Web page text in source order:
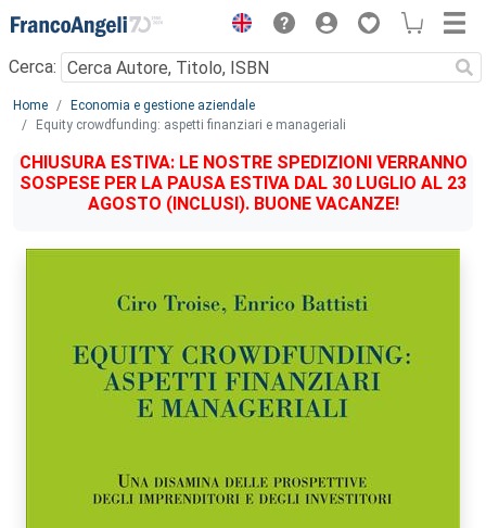
Menu
Cerca:
Main content
Home
Economia e gestione aziendale
Equity crowdfunding: aspetti finanziari e manageriali
CHIUSURA ESTIVA: LE NOSTRE SPEDIZIONI VERRANNO
SOSPESE PER LA PAUSA ESTIVA DAL 30 LUGLIO AL 23
AGOSTO (INCLUSI). BUONE VACANZE!